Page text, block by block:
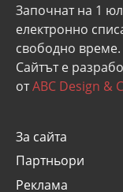
Започнат на 1
eлектронно
свободно време.
Сайтът е
отABC Design &
За сайта
Партньори
Реклама